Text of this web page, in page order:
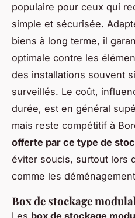
populaire pour ceux qui
simple et sécurisée.
biens à long terme, il
optimale contre les
des installations souvent
surveillés. Le coût,
durée, est en général
mais reste compétitif à
offerte par ce type de
éviter soucis, surtout lors
comme les
Box de stockage
Les box de stockage